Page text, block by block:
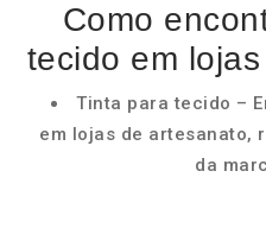
Como
tecido em
Tinta para tecido –
em lojas de artesanato,
da